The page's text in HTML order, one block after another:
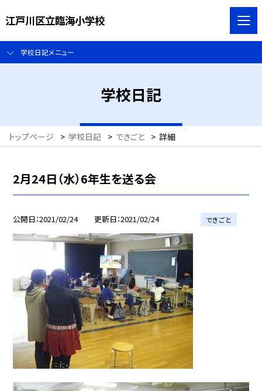
江戸川区立臨海小学校
学校日記メニュー
学校日記
トップページ > 学校日記 > できごと > 詳細
2月24日（水）6年生を送る会
公開日 2021/02/24 更新日 2021/02/24 できごと